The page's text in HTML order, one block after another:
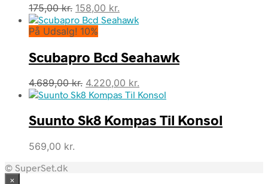
175,00kr. Den
oprindelige
pris
175,00 kr..
158,00 kr.
aktuelle
158,00 kr..
På Udsalg! 10%
Scubapro Bcd Seahawk
4.689,00kr. Den
oprindelige
var:
4.689,00 kr..
4.220,00 kr.
aktuelle
er:
4.220,00 kr..
Suunto Sk8 Kompas Til Konsol
569,00 kr.
© SuperSet.dk
×